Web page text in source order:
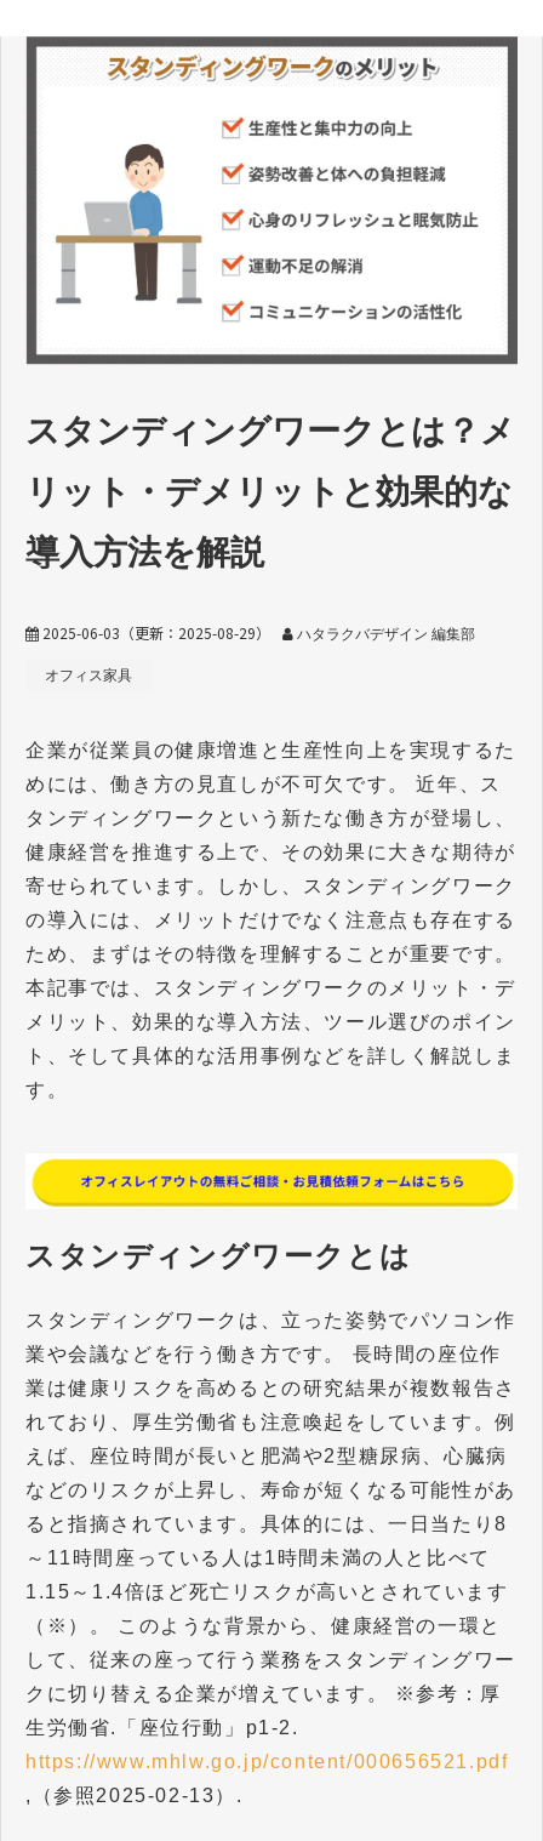
スタンディングワークとは？メ
リット・デメリットと効果的な
導入方法を解説
2025-06-03 （更新： 2025-08-29） ハタラクバデザイン 編集部
オフィス家具
企業が従業員の健康増進と生産性向上を実現するた
めには、働き方の見直しが不可欠です。 近年、ス
タンディングワークという新たな働き方が登場し、
健康経営を推進する上で、その効果に大きな期待が
寄せられています。しかし、スタンディングワーク
の導入には、メリットだけでなく注意点も存在する
ため、まずはその特徴を理解することが重要です。
本記事では、スタンディングワークのメリット・デ
メリット、効果的な導入方法、ツール選びのポイン
ト、そして具体的な活用事例などを詳しく解説しま
す。
スタンディングワークとは
スタンディングワークは、立った姿勢でパソコン作
業や会議などを行う働き方です。 長時間の座位作
業は健康リスクを高めるとの研究結果が複数報告さ
れており、厚生労働省も注意喚起をしています。例
えば、座位時間が長いと肥満や2型糖尿病、心臓病
などのリスクが上昇し、寿命が短くなる可能性があ
ると指摘されています。具体的には、一日当たり8
～11時間座っている人は1時間未満の人と比べて
1.15～1.4倍ほど死亡リスクが高いとされています
（※）。 このような背景から、健康経営の一環と
して、従来の座って行う業務をスタンディングワー
クに切り替える企業が増えています。 ※参考：厚
生労働省.「座位行動」p1-2.
https://www.mhlw.go.jp/content/000656521.pdf
,（参照2025-02-13）.